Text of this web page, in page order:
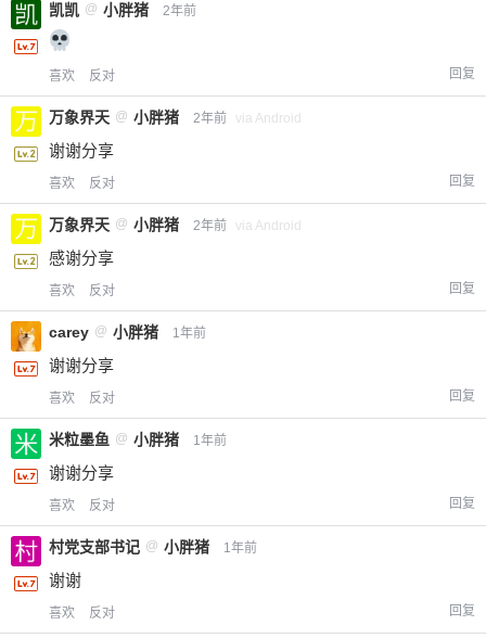
凯凯 @ 小胖猪 2年前
喜欢 反对 回复
万象界天 @ 小胖猪 2年前 via Android
谢谢分享
喜欢 反对 回复
万象界天 @ 小胖猪 2年前 via Android
感谢分享
喜欢 反对 回复
carey @ 小胖猪 1年前
谢谢分享
喜欢 反对 回复
米粒墨鱼 @ 小胖猪 1年前
谢谢分享
喜欢 反对 回复
村党支部书记 @ 小胖猪 1年前
谢谢
喜欢 反对 回复